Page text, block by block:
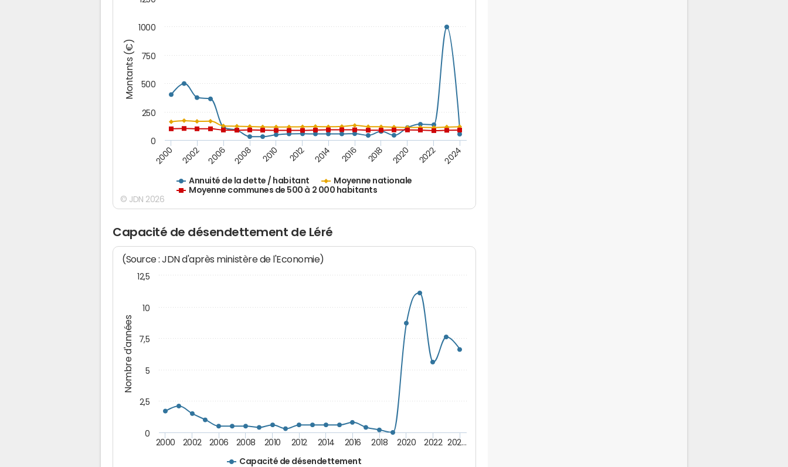
Montants (€)
Annuité de la dette / habitant
Moyenne nationale
Moyenne communes de 500 à 2 000 habitants
2000 2002 2006 2008 2010 2012 2014 2016 2018 2020 2022 2024
0
250
500
750
1000
© JDN 2026
Capacité de désendettement de Léré
Nombre d'années
(Source : JDN d'après ministère de l'Economie)
Capacité de désendettement
2000 2002 2006 2008 2010 2012 2014 2016 2018 2020 2022 202…
0
2,5
5
7,5
10
12,5